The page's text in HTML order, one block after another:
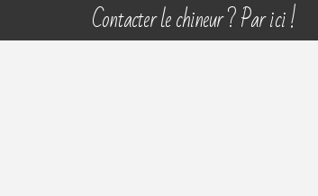
Contacter le chineur ? Par ici !